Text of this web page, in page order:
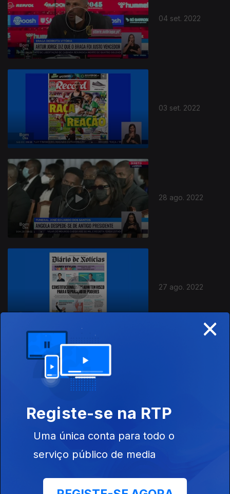
04 set. 2022
03 set. 2022
28 ago. 2022
27 ago. 2022
×
Registe-se na RTP
Uma única conta para todo o
serviço público de media